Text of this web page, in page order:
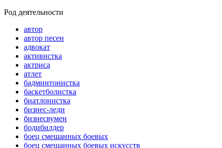
Род деятельности
автор
автор песен
адвокат
активистка
актриса
атлет
бадминтонистка
баскетболистка
биатлонистка
бизнес-леди
бизнесвумен
бодибилдер
боец смешанных боевых
боец смешанных боевых искусств